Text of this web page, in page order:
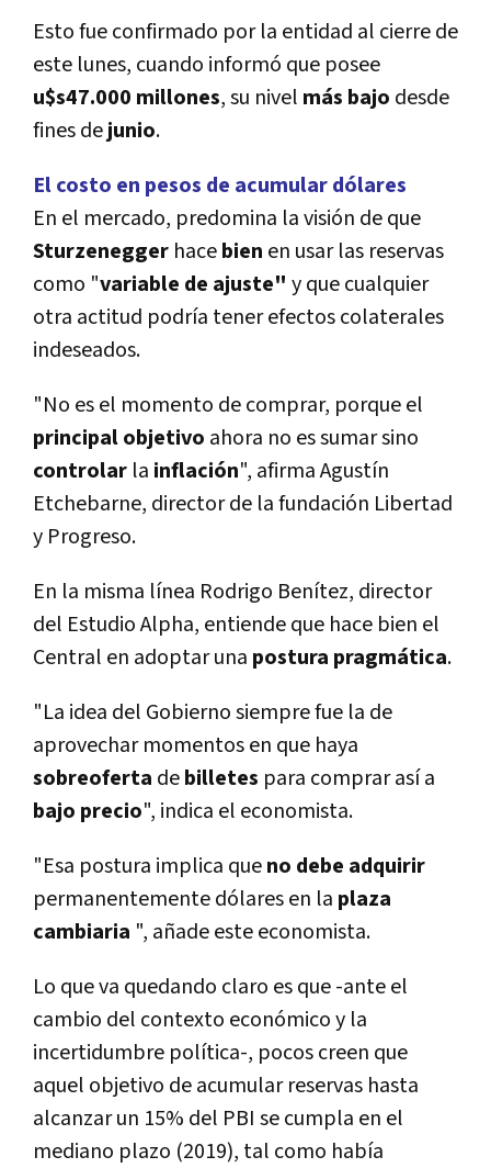
Esto fue confirmado por la entidad al cierre de
este lunes, cuando informó que posee
u$s47.000 millones, su nivel más bajo desde
fines dejunio.
El costo en pesos de acumular dólares
En el mercado, predomina la visión de que
Sturzenegger hacebien en usar las reservas
como "variable de ajuste" y que cualquier
otra actitud podría tener efectos colaterales
indeseados.
"No es el momento de comprar, porque el
principalobjetivo ahora no es sumar sino
controlar la inflación", afirma Agustín
Etchebarne, director de la fundación Libertad
y Progreso.
En la misma línea Rodrigo Benítez, director
del Estudio Alpha, entiende que hace bien el
Central en adoptar una postura pragmática.
"La idea del Gobierno siempre fue la de
aprovechar momentos en que haya
sobreoferta debilletes para comprar así a
bajo precio", indica el economista.
"Esa postura implica queno debe adquirir
permanentemente dólares en la plaza
cambiaria ", añade este economista.
Lo que va quedando claro es que -ante el
cambio del contexto económico y la
incertidumbre política-, pocos creen que
aquel objetivo de acumular reservas hasta
alcanzar un 15% del PBI se cumpla en el
mediano plazo (2019), tal como había